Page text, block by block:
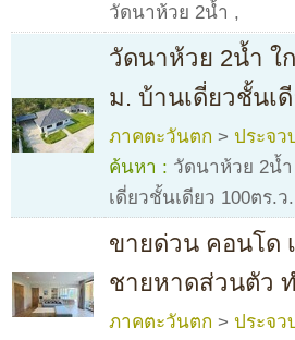
วัดนาห้วย 2น้ำ ,
วัดนาห้วย 2น้ำ ใ
ม. บ้านเดี่ยวชั้นเ
ภาคตะวันตก > ประจ
ค้นหา : วัดนาห้วย 2น้
เดี่ยวชั้นเดียว 100ตร.ว.
ขายด่วน คอนโด
ชายหาดส่วนตัว
ภาคตะวันตก > ประจ